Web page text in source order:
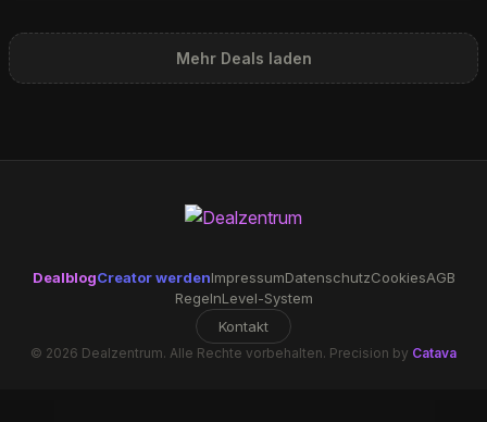
Mehr Deals laden
DealblogCreator werdenImpressumDatenschutzCookiesAGB
RegelnLevel-System
Kontakt
© 2026 Dealzentrum. Alle Rechte vorbehalten. Precision by Catava